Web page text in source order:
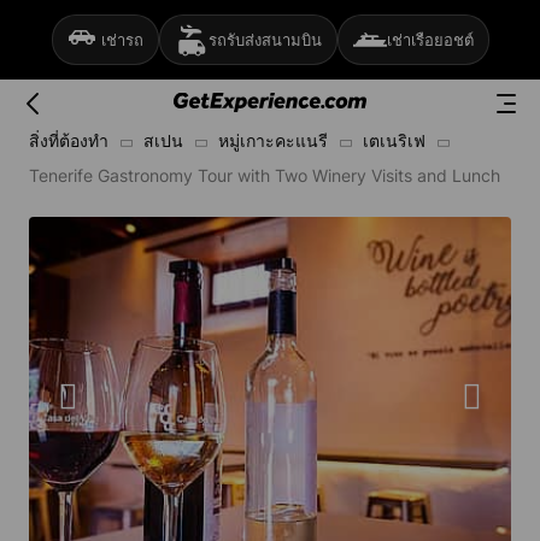
เช่ารถ รถรับส่งสนามบิน เช่าเรือยอชต์
สิ่งที่ต้องทำ สเปน หมู่เกาะคะแนรี
เตเนริเฟ
Tenerife Gastronomy Tour with Two Winery Visits and Lunch